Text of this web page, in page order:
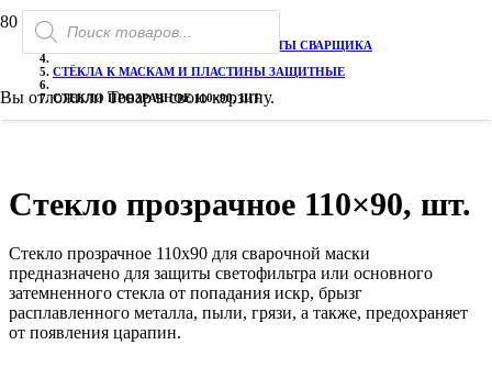
Поиск
товаров
Вы отложили Товарв свою корзину.
СРЕДСТВА ЗАЩИТЫ И ИНСТРУМЕНТЫ СВАРЩИКА
СТЁКЛА К МАСКАМ И ПЛАСТИНЫ ЗАЩИТНЫЕ
СТЕКЛО ПРОЗРАЧНОЕ 110×90, ШТ.
Стекло прозрачное 110×90, шт.
Стекло прозрачное 110х90 для сварочной маски
предназначено для защиты светофильтра или основного
затемненного стекла от попадания искр, брызг
расплавленного металла, пыли, грязи, а также, предохраняет
от появления царапин.
РАСПРОДАЖА!